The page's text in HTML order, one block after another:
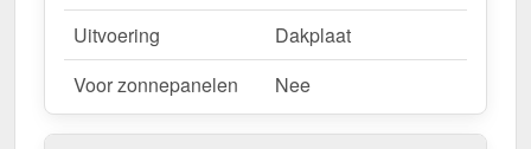
Uitvoering
Dakplaat
Voor zonnepanelen
Nee